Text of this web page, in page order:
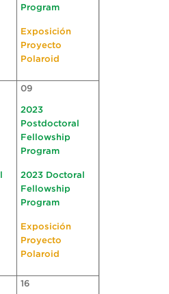
Program
Exposición
Proyecto
Polaroid
09
2023
Postdoctoral
Fellowship
Program
2023 Doctoral
Fellowship
Program
Exposición
Proyecto
Polaroid
16